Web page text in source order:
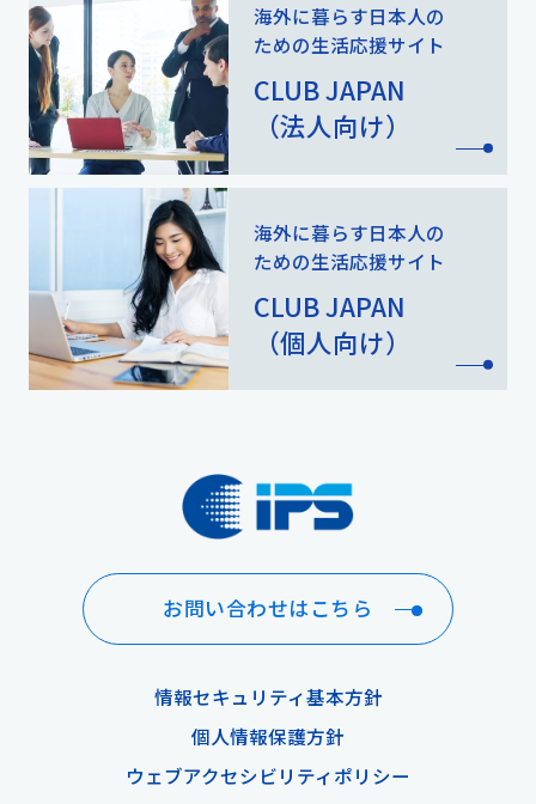
海外に暮らす日本人の
ための生活応援サイト
CLUB JAPAN
（法人向け）
海外に暮らす日本人の
ための生活応援サイト
CLUB JAPAN
（個人向け）
お問い合わせはこちら
情報セキュリティ基本方針
個人情報保護方針
ウェブアクセシビリティポリシー